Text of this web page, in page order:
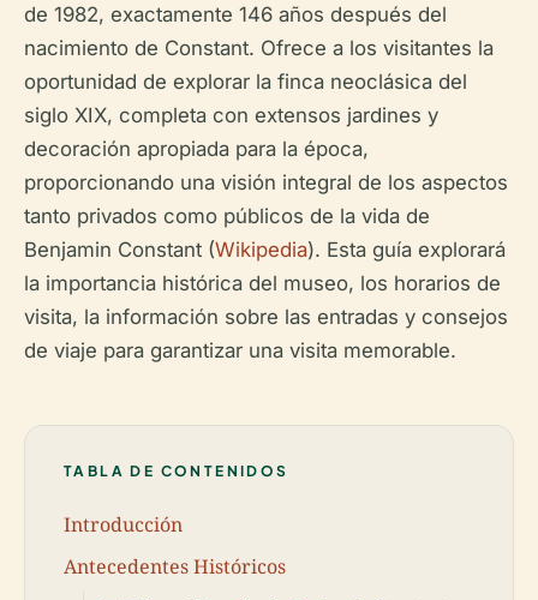
de 1982, exactamente 146 años después del
nacimiento de Constant. Ofrece a los visitantes la
oportunidad de explorar la finca neoclásica del
siglo XIX, completa con extensos jardines y
decoración apropiada para la época,
proporcionando una visión integral de los aspectos
tanto privados como públicos de la vida de
Benjamin Constant (Wikipedia). Esta guía explorará
la importancia histórica del museo, los horarios de
visita, la información sobre las entradas y consejos
de viaje para garantizar una visita memorable.
TABLA DE CONTENIDOS
Introducción
Antecedentes Históricos